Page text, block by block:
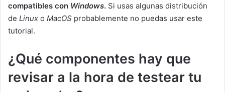
compatibles con Windows. Si usas algunas distribución
de Linux o MacOS probablemente no puedas usar este
tutorial.
¿Qué componentes hay que
revisar a la hora de testear tu